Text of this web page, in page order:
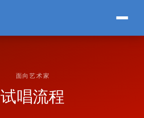
面向艺术家
试唱流程